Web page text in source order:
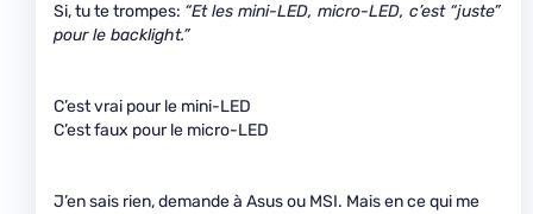
Si, tu te trompes: “Et les mini-LED, micro-LED, c’est “juste”
pour le backlight.”
C’est vrai pour le mini-LED
C’est faux pour le micro-LED
J’en sais rien, demande à Asus ou MSI. Mais en ce qui me